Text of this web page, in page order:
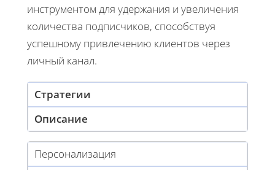
инструментом для удержания и увеличения
количества подписчиков, способствуя
успешному привлечению клиентов через
личный канал.
Стратегии
Описание
Персонализация